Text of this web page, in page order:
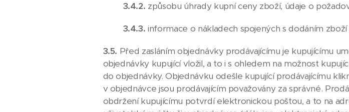
3.4.2. způsobu úhrady kupní ceny zboží, údaje o
3.4.3.informace o nákladech spojených s dodáním
3.5. Před zasláním objednávky prodávajícímu je kupujícímu
objednávky kupující vložil, a to i s ohledem na možnost
do objednávky. Objednávku odešle kupující prodávajícímu
v objednávce jsou prodávajícím považovány za správné.
obdržení kupujícímu potvrdí elektronickou poštou, a to na